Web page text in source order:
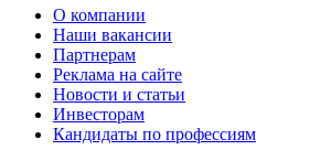
О компании
Наши вакансии
Партнерам
Реклама на сайте
Новости и статьи
Инвесторам
Кандидаты по профессиям